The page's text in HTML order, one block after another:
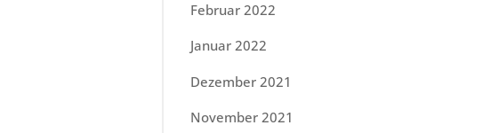
Februar 2022
Januar 2022
Dezember 2021
November 2021